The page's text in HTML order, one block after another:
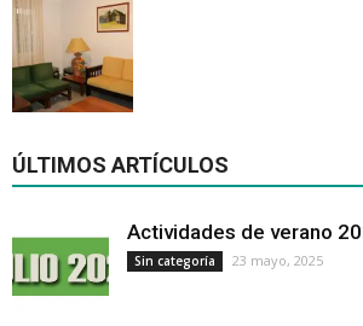
ÚLTIMOS ARTÍCULOS
Actividades de verano
Sin categoría 23 mayo, 2025